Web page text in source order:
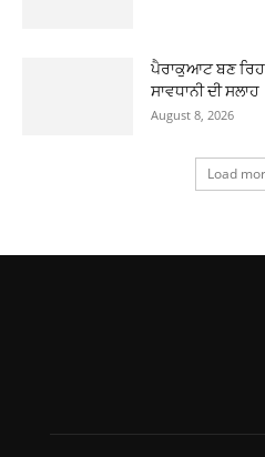
ਪੈਰਾਕੁਆਟ ਬਣ ਰਿਹਾ
ਸਾਵਧਾਨੀ ਦੀ ਸਲਾਹ
August 8, 2026
Load